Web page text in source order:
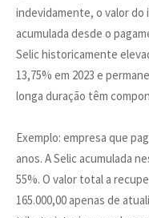
indevidamente, o valor
acumulada desde o
Selic historicamente
13,75% em 2023 e
longa duração têm
Exemplo: empresa que
anos. A Selic acumulada
55%. O valor total a
165.000,00 apenas de